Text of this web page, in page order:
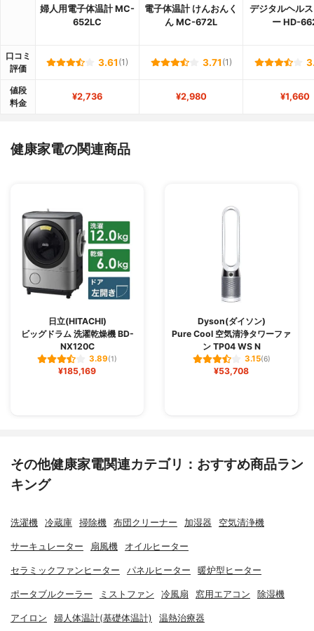
婦人用電子体温計 MC-
652LC
電子体温計 けんおんく
ん MC-672L
デジタルヘル
ー HD-
口コミ
評価
3.61 (1) 3.71 (1)
値段
料金
¥2,736 ¥2,980 ¥1,660
健康家電の関連商品
日立(HITACHI)
ビッグドラム 洗濯乾燥機 BD-
NX120C
3.89(1)
¥185,169
Dyson(ダイソン)
Pure Cool 空気清浄タワーファ
ン TP04 WS N
3.15(6)
¥53,708
その他健康家電関連カテゴリ：おすすめ商品ラン
キング
洗濯機 冷蔵庫 掃除機 布団クリーナー 加湿器 空気清浄機
サーキュレーター 扇風機 オイルヒーター
セラミックファンヒーター パネルヒーター 暖炉型ヒーター
ポータブルクーラー ミストファン 冷風扇 窓用エアコン 除湿機
アイロン 婦人体温計(基礎体温計) 温熱治療器